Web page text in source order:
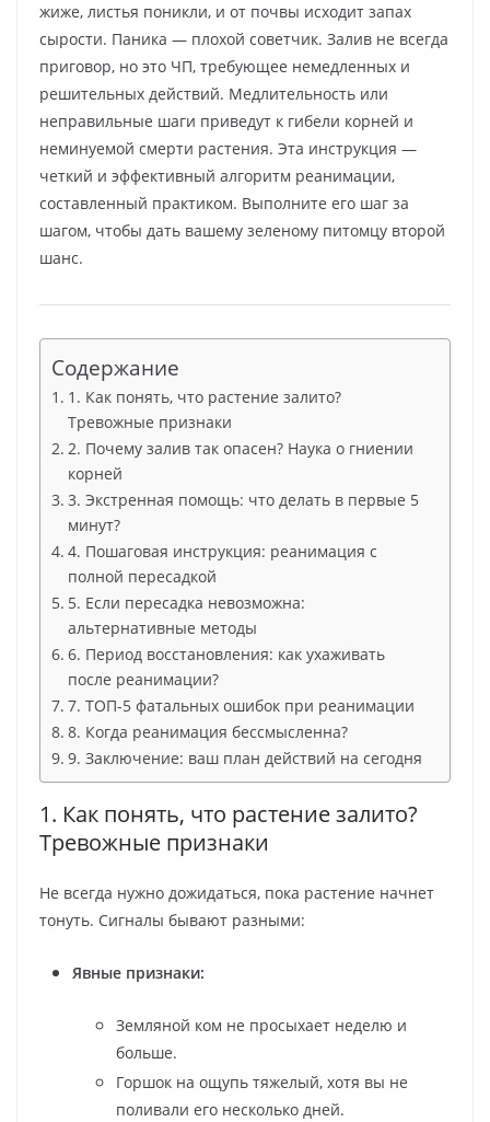
жиже, листья поникли, и от почвы исходит запах
сырости. Паника — плохой советчик. Залив не всегда
приговор, но это ЧП, требующее немедленных и
решительных действий. Медлительность или
неправильные шаги приведут к гибели корней и
неминуемой смерти растения. Эта инструкция —
четкий и эффективный алгоритм реанимации,
составленный практиком. Выполните его шаг за
шагом, чтобы дать вашему зеленому питомцу второй
шанс.
Содержание
1. Как понять, что растение залито?
Тревожные признаки
2. Почему залив так опасен? Наука о гниении
корней
3. Экстренная помощь: что делать в первые 5
минут?
4. Пошаговая инструкция: реанимация с
полной пересадкой
5. Если пересадка невозможна:
альтернативные методы
6. Период восстановления: как ухаживать
после реанимации?
7. ТОП-5 фатальных ошибок при реанимации
8. Когда реанимация бессмысленна?
9. Заключение: ваш план действий на сегодня
1. Как понять, что растение залито?
Тревожные признаки
Не всегда нужно дожидаться, пока растение начнет
тонуть. Сигналы бывают разными:
Явные признаки:
Земляной ком не просыхает неделю и
больше.
Горшок на ощупь тяжелый, хотя вы не
поливали его несколько дней.